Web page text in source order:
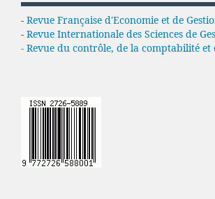
- Revue Française d'Economie et de
- Revue Internationale des Sciences de
- Revue du contrôle, de la comptabilité et